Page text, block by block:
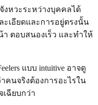
หวะระหว่างบุคคลได้
เอียดและการอยู่ตรงนั้น
า ตอบสนองเร็ว และทำให้
แบบ intuitive อาจดู
คนจริงต้องการอะไรใน
เฉียบกว่า